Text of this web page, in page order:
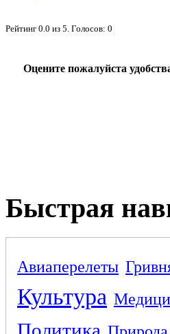
Рейтинг 0.0 из 5 . Голосов: 0
Оцените пожалуйста
Быстрая
Авиаперелеты
Культура